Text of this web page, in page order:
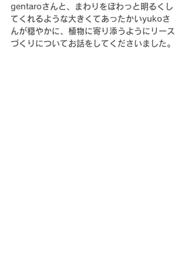
gentaroさんと、まわりをぽわっと明るくし
てくれるような大きくてあったかいyukoさ
んが穏やかに、植物に寄り添うようにリース
づくりについてお話をしてくださいました。